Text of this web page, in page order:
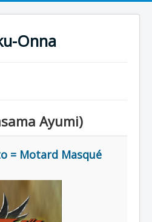
Onna
Ayumi)
= Motard Masqué